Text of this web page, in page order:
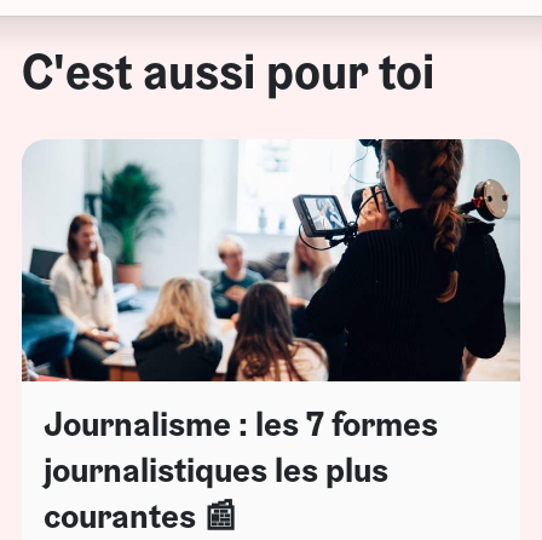
C'est aussi pour toi
Journalisme : les 7 formes
journalistiques les plus
courantes 📰